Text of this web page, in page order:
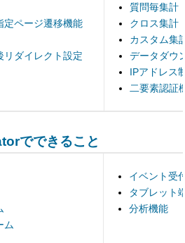
定ページ遷移機能
リダイレクト設定
質問毎集計
クロス集計
カスタム集
データダウ
IPアドレス
二要素認証
でできること
ム
イベント受
タブレット
分析機能